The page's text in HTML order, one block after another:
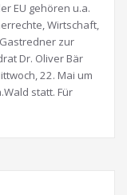
EU gehören u.a.
Wirtschaft,
zur
Dr. Oliver Bär
22. Mai um
statt. Für